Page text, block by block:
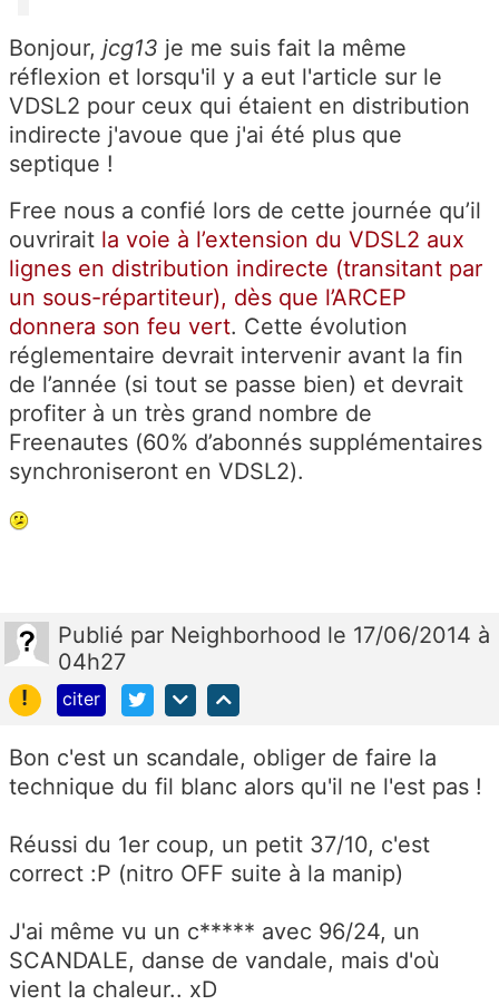
Bonjour, jcg13 je me suis fait la même
réflexion et lorsqu'il y a eut l'article sur le
VDSL2 pour ceux qui étaient en distribution
indirecte j'avoue que j'ai été plus que
septique !
Free nous a confié lors de cette journée qu’il
ouvrirait la voie à l’extension du VDSL2 aux
lignes en distribution indirecte (transitant par
un sous-répartiteur), dès que l’ARCEP
donnera son feu vert. Cette évolution
réglementaire devrait intervenir avant la fin
de l’année (si tout se passe bien) et devrait
profiter à un très grand nombre de
Freenautes (60% d’abonnés supplémentaires
synchroniseront en VDSL2).
Publié par Neighborhood le 17/06/2014 à
04h27
!
citer
Bon c'est un scandale, obliger de faire la
technique du fil blanc alors qu'il ne l'est pas !
Réussi du 1er coup, un petit 37/10, c'est
correct :P (nitro OFF suite à la manip)
J'ai même vu un c***** avec 96/24, un
SCANDALE, danse de vandale, mais d'où
vient la chaleur.. xD